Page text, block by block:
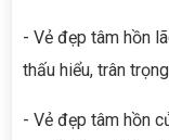
- Vẻ đẹp tâm hồn
thấu hiểu, trân
- Vẻ đẹp tâm hồn